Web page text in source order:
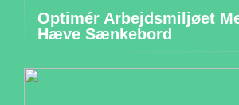
Optimér Arbejdsmiljøet
Hæve Sænkebord